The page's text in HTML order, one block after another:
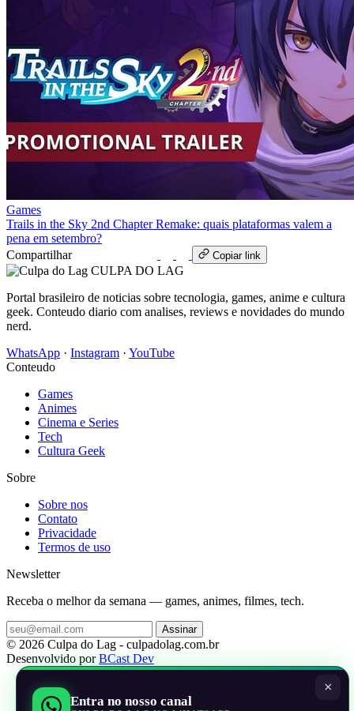
Games
Trails in the Sky 2nd Chapter Remake: quais plataformas valem a
pena em setembro?
Compartilhar
Copiar link
CULPA DO LAG
Portal brasileiro de noticias sobre tecnologia, games, anime e cultura
geek. Conteudo diario com analises, reviews e novidades do mundo
nerd.
WhatsApp · Instagram · YouTube
Conteudo
Games
Animes
Cinema e Series
Tech
Cultura Geek
Sobre
Sobre nos
Contato
Privacidade
Termos de uso
Newsletter
Receba o melhor da semana — games, animes, filmes, tech.
Assinar
© 2026 Culpa do Lag - culpadolag.com.br
Desenvolvido porBCast Dev
×
Entra no nosso canal